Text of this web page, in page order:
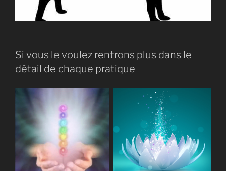
Si vous le voulez rentrons plus dans le
détail de chaque pratique